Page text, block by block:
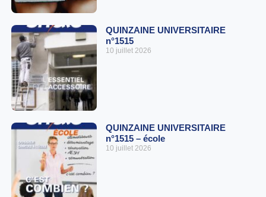
QUINZAINE UNIVERSITAIRE
n°1515
10 juillet 2026
QUINZAINE UNIVERSITAIRE
n°1515 – école
10 juillet 2026